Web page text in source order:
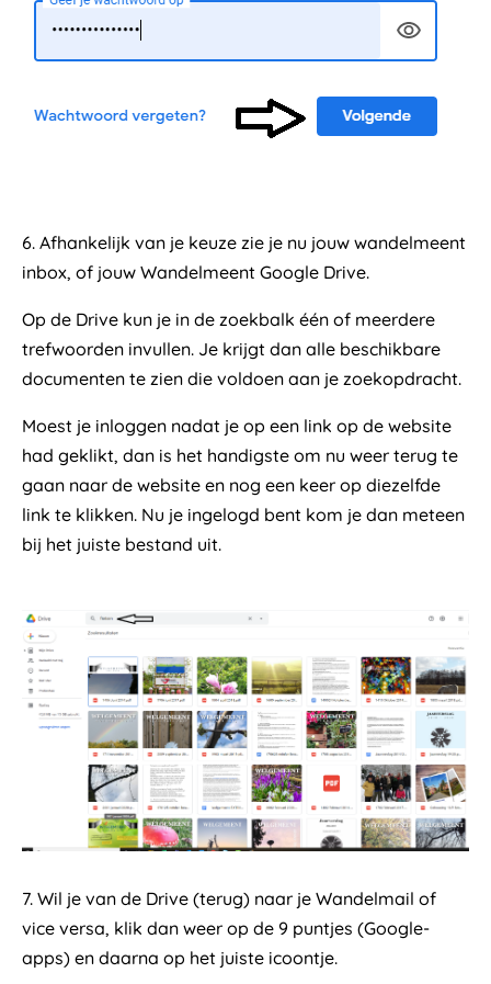
6. Afhankelijk van je keuze zie je nu jouw wandelmeent
inbox, of jouw Wandelmeent Google Drive.
Op de Drive kun je in de zoekbalk één of meerdere
trefwoorden invullen. Je krijgt dan alle beschikbare
documenten te zien die voldoen aan je zoekopdracht.
Moest je inloggen nadat je op een link op de website
had geklikt, dan is het handigste om nu weer terug te
gaan naar de website en nog een keer op diezelfde
link te klikken. Nu je ingelogd bent kom je dan meteen
bij het juiste bestand uit.
7. Wil je van de Drive (terug) naar je Wandelmail of
vice versa, klik dan weer op de 9 puntjes (Google-
apps) en daarna op het juiste icoontje.